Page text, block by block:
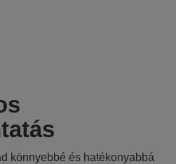
könnyebbé és hatékonyabbá